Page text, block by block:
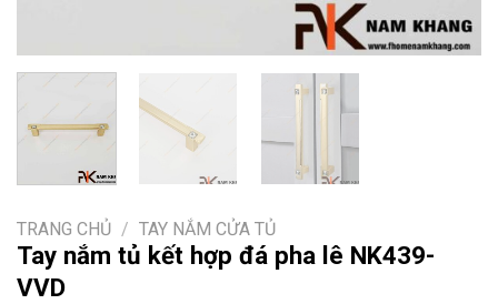
TRANG CHỦ / TAY NẮM CỬA TỦ
Tay nắm tủ kết hợp đá pha lê NK439-
VVD